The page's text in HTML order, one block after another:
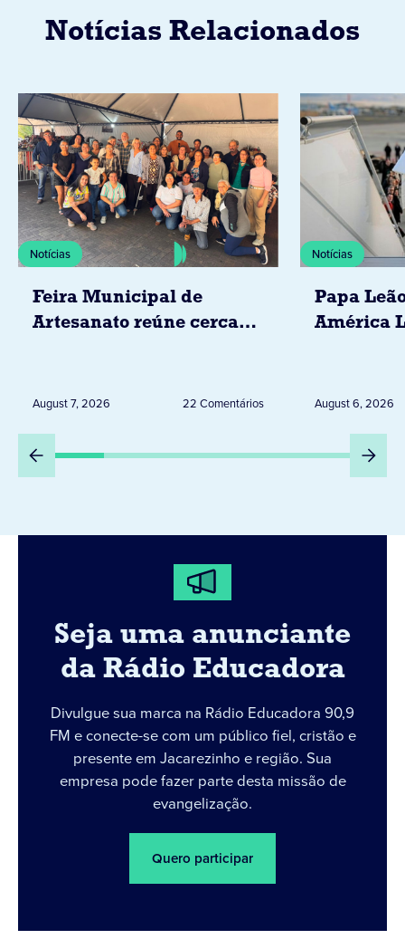
Notícias Relacionados
Notícias
Feira Municipal de
Artesanato reúne cerca
August 7, 2026 22 Comentários
Notícias
Papa
América
Peru
August 6, 2026
Seja uma anunciante
da Rádio Educadora
Divulgue sua marca na Rádio Educadora 90,9
FM e conecte-se com um público fiel, cristão e
presente em Jacarezinho e região. Sua
empresa pode fazer parte desta missão de
evangelização.
Quero participar